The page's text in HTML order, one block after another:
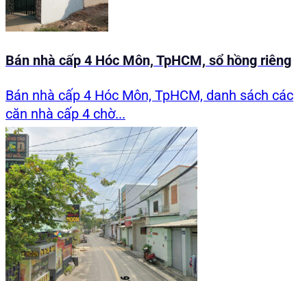
Bán nhà cấp 4 Hóc Môn, TpHCM, sổ hồng riêng
Bán nhà cấp 4 Hóc Môn, TpHCM, danh sách các
căn nhà cấp 4 chờ...